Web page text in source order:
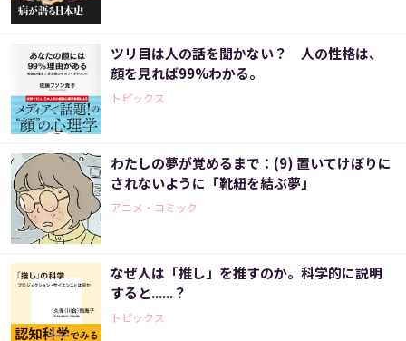
ツリ目は人の話を聞かない？ 人の性格は、
顔を見れば99%わかる。
トピックス
わたしの夢が覚めるまで：(9) 置いてけぼりに
されないように「靴紐を結ぶ夢」
アニメ・コミック
なぜ人は「推し」を推すのか。科学的に説明
すると......？
トピックス